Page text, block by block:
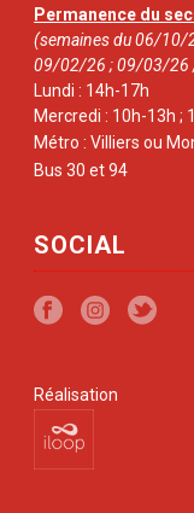
Permanence du
(semaines du 06/
09/02/26 ; 09/03/26
Lundi : 14h-17h
Mercredi : 10h-13h ;
Métro : Villiers ou
Bus 30 et 94
SOCIAL
Réalisation